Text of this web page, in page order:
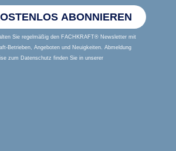
ABONNIEREN
Sie regelmäßig den FACHKRAFT® Newsletter mit
Betrieben, Angeboten und Neuigkeiten. Abmeldung
zum Datenschutz finden Sie in unserer